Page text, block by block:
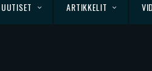
UUTISET ARTIKKELIT